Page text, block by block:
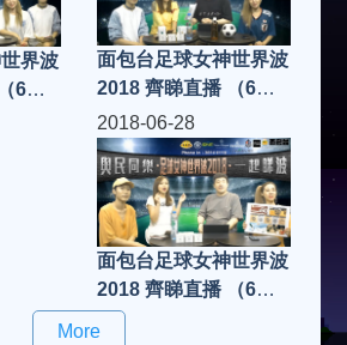
界波
6月
面包台足球女神世界波
2018 齊睇直播 （6月
28日）
2018-06-28
面包台足球女神世界波
2018 齊睇直播 （6月
28日）
More